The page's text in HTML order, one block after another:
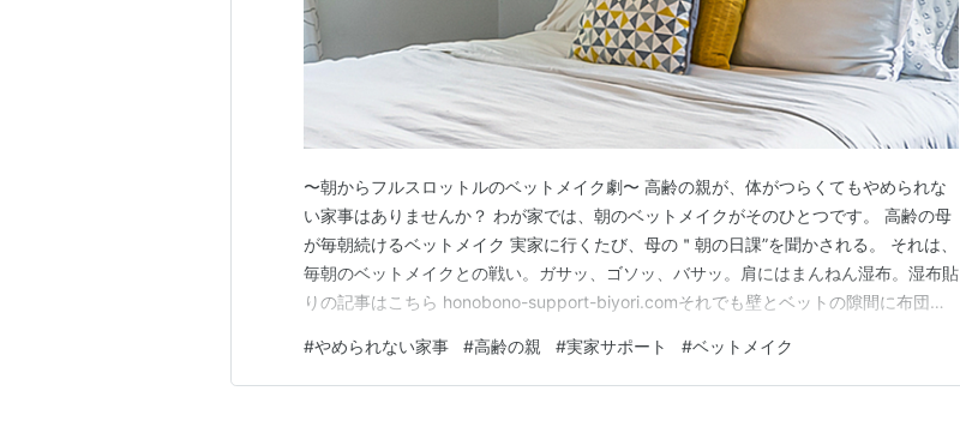
〜朝からフルスロットルのベットメイク劇〜 高齢の親が、体がつらくてもやめられな
い家事はありませんか？ わが家では、朝のベットメイクがそのひとつです。 高齢の母
が毎朝続けるベットメイク 実家に行くたび、母の＂朝の日課”を聞かされる。 それは、
毎朝のベットメイクとの戦い。ガサッ、ゴソッ、バサッ。肩にはまんねん湿布。湿布貼
りの記事はこちら honobono-support-biyori.comそれでも壁とベットの隙間に布団を
母「見た目が綺麗じゃないと気になるのよ！」…訪問客のベットチェック、そんなに頻
繁にあるだろうか。…
#やめられない家事 #高齢の親 #実家サポート #ベットメイク